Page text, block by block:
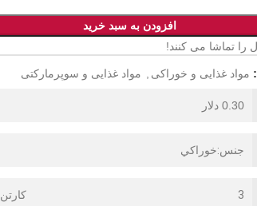
افزودن به سبد خرید
را تماشا می کنند!
مواد غذایی و خوراکی مواد غذایی و سوپرمارکتی
0.30 دلار
جنس:خوراکي
3 کارتن